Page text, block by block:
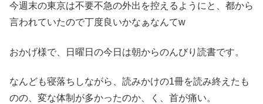
今週末の東京は不要不急の外出を控えるようにと、都から
言われていたので丁度良いかなぁなんてw
おかげ様で、日曜日の今日は朝からのんびり読書です。
なんども寝落ちしながら、読みかけの1冊を読み終えたも
のの、変な体制が多かったのか、く、首が痛い。